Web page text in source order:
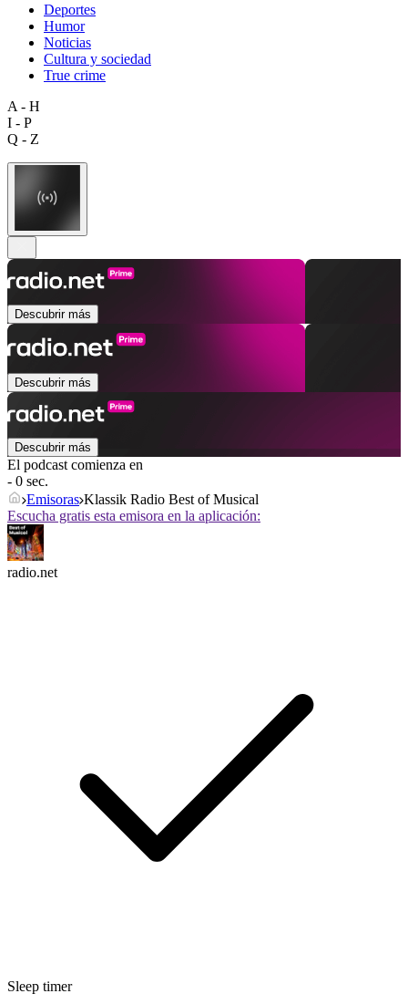
Deportes
Humor
Noticias
Cultura y sociedad
True crime
A - H
I - P
Q - Z
Descubrir más
Descubrir más
Descubrir más
El podcast comienza en
- 0 sec.
Emisoras Klassik Radio Best of Musical
Escucha gratis esta emisora en la aplicación:
radio.net
Sleep timer